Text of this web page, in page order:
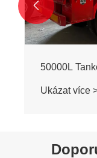
50000L
Ukázat více
